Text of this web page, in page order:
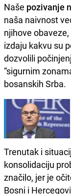
Naše pozivanje
naša naivnost
njihove
izdaju kakvu su
dozvolili
“sigurnim
bosanskih Srba.
Trenutak i
konsolidaciju
značilo, jer je
Bosni i